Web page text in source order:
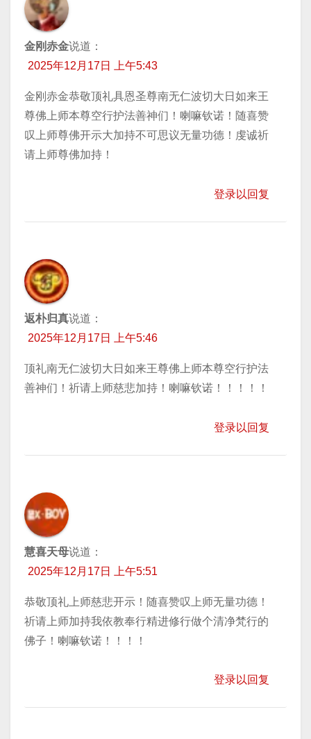
金刚赤金说道：
2025年12月17日 上午5:43
金刚赤金恭敬顶礼具恩圣尊南无仁波切大日如来王
尊佛上师本尊空行护法善神们！喇嘛钦诺！随喜赞
叹上师尊佛开示大加持不可思议无量功德！虔诚祈
请上师尊佛加持！
登录以回复
返朴归真说道：
2025年12月17日 上午5:46
顶礼南无仁波切大日如来王尊佛上师本尊空行护法
善神们！祈请上师慈悲加持！喇嘛钦诺！！！！！
登录以回复
慧喜天母说道：
2025年12月17日 上午5:51
恭敬顶礼上师慈悲开示！随喜赞叹上师无量功德！
祈请上师加持我依教奉行精进修行做个清净梵行的
佛子！喇嘛钦诺！！！！
登录以回复